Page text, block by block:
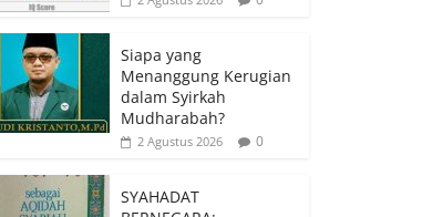
Siapa yang
Menanggung Kerugian
dalam Syirkah
Mudharabah?
2 Agustus 2026 0
SYAHADAT